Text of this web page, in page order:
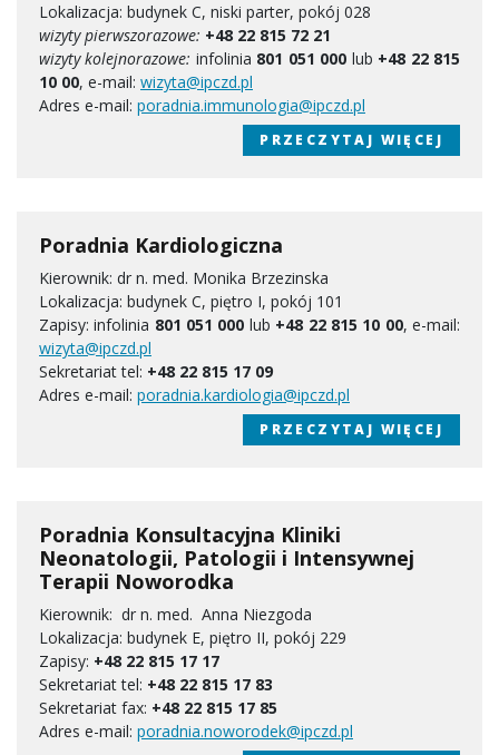
Lokalizacja: budynek C, niski parter, pokój 028
wizyty pierwszorazowe: +48 22 815 72 21
wizyty kolejnorazowe: infolinia 801 051 000 lub +48 22 815
10 00, e-mail: wizyta@ipczd.pl
Adres e-mail: poradnia.immunologia@ipczd.pl
PRZECZYTAJ WIĘCEJ
Poradnia Kardiologiczna
Kierownik: dr n. med. Monika Brzezinska
Lokalizacja: budynek C, piętro I, pokój 101
Zapisy: infolinia 801 051 000 lub +48 22 815 10 00, e-mail:
wizyta@ipczd.pl
Sekretariat tel: +48 22 815 17 09
Adres e-mail: poradnia.kardiologia@ipczd.pl
PRZECZYTAJ WIĘCEJ
Poradnia Konsultacyjna Kliniki
Neonatologii, Patologii i Intensywnej
Terapii Noworodka
Kierownik: dr n. med. Anna Niezgoda
Lokalizacja: budynek E, piętro II, pokój 229
Zapisy: +48 22 815 17 17
Sekretariat tel: +48 22 815 17 83
Sekretariat fax: +48 22 815 17 85
Adres e-mail: poradnia.noworodek@ipczd.pl